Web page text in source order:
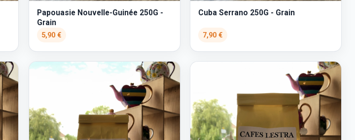
Papouasie Nouvelle-Guinée 250G -
Grain
5,90 €
Cuba Serrano 250G - Grain
7,90 €